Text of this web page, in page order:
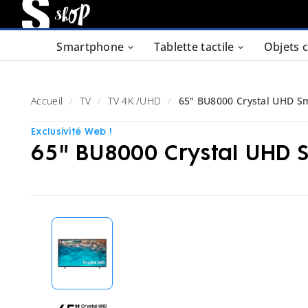
Smartphone Tablette tactile Objets
Accueil TV TV 4K /UHD 65" BU8000 Crystal UHD
Exclusivité Web !
65" BU8000 Crystal UHD